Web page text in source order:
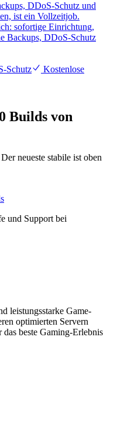
DDoS-Schutz und
ist ein Vollzeitjob.
sofortige Einrichtung,
Backups, DDoS-Schutz
Schutz
Kostenlose
Builds von
neueste stabile ist oben
und Support bei
leistungsstarke Game-
optimierten Servern
beste Gaming-Erlebnis